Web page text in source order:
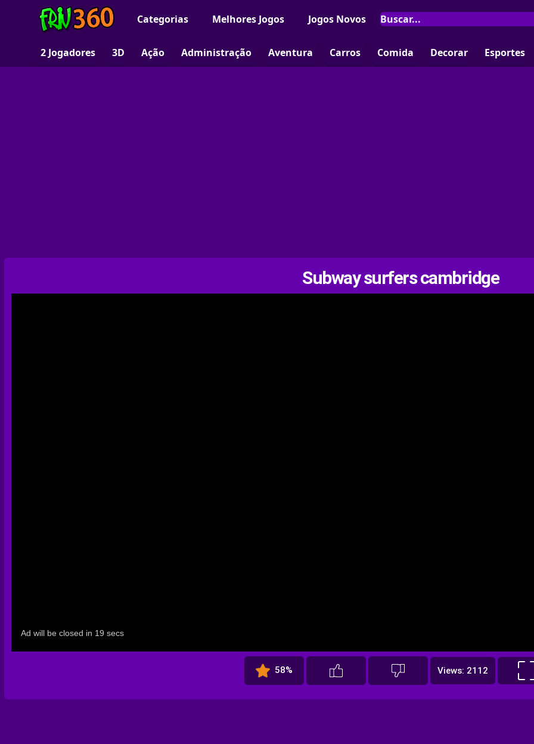
Categorias Melhores Jogos Jogos Novos
2 Jogadores 3D Ação Administração Aventura Carros Comida Decorar Esportes
Subway surfers cambridge
58% Views: 2112